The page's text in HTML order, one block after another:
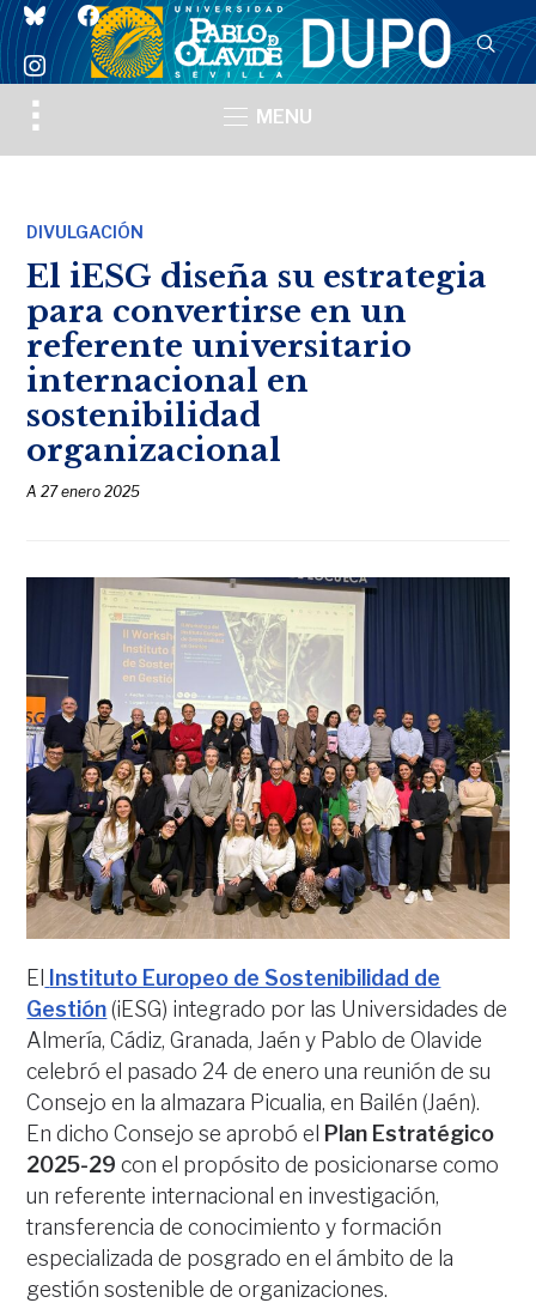
blueskyfacebook
instagram
Toggle
sidebar
MENU
DIVULGACIÓN
El iESG diseña su estrategia
para convertirse en un
referente universitario
internacional en
sostenibilidad
organizacional
A27 enero 2025
El
Instituto Europeo de Sostenibilidad de
Gestión(iESG) integrado por las Universidades de
Almería, Cádiz, Granada, Jaén y Pablo de Olavide
celebró el pasado 24 de enero una reunión de su
Consejo en la almazara Picualia, en Bailén (Jaén).
En dicho Consejo se aprobó el Plan Estratégico
2025-29 con el propósito de posicionarse como
un referente internacional en investigación,
transferencia de conocimiento y formación
especializada de posgrado en el ámbito de la
gestión sostenible de organizaciones.